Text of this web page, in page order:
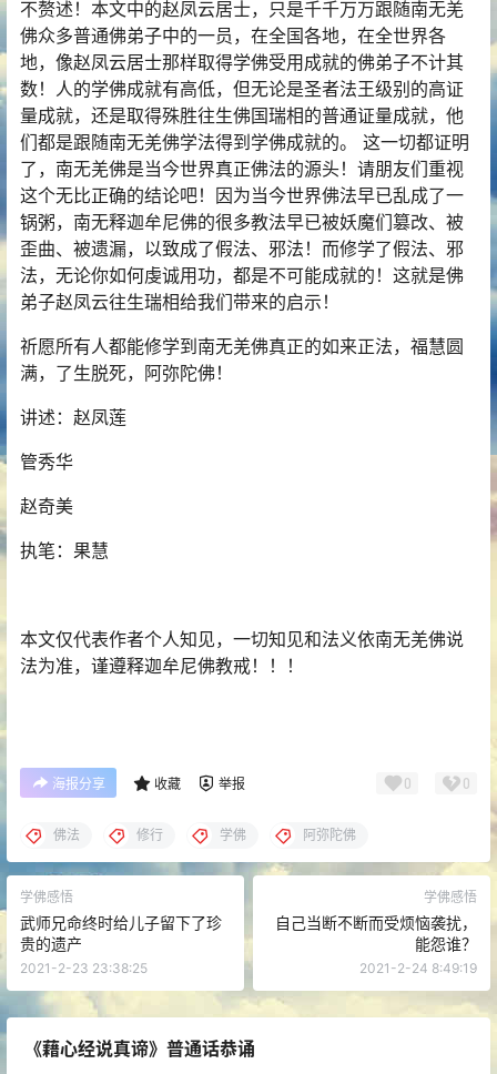
不赘述！本文中的赵凤云居士，只是千千万万跟随南无羌
佛众多普通佛弟子中的一员，在全国各地，在全世界各
地，像赵凤云居士那样取得学佛受用成就的佛弟子不计其
数！人的学佛成就有高低，但无论是圣者法王级别的高证
量成就，还是取得殊胜往生佛国瑞相的普通证量成就，他
们都是跟随南无羌佛学法得到学佛成就的。 这一切都证明
了，南无羌佛是当今世界真正佛法的源头！请朋友们重视
这个无比正确的结论吧！因为当今世界佛法早已乱成了一
锅粥，南无释迦牟尼佛的很多教法早已被妖魔们篡改、被
歪曲、被遗漏，以致成了假法、邪法！而修学了假法、邪
法，无论你如何虔诚用功，都是不可能成就的！这就是佛
弟子赵凤云往生瑞相给我们带来的启示！
祈愿所有人都能修学到南无羌佛真正的如来正法，福慧圆
满，了生脱死，阿弥陀佛！
讲述：赵凤莲
管秀华
赵奇美
执笔：果慧
本文仅代表作者个人知见，一切知见和法义依南无羌佛说
法为准，谨遵释迦牟尼佛教戒！！！
海报分享 收藏 举报 0 0
佛法 修行 学佛 阿弥陀佛
学佛感悟
武师兄命终时给儿子留下了珍
贵的遗产
2021-2-23 23:38:25
学佛感悟
自己当断不断而受烦恼袭扰，
能怨谁？
2021-2-24 8:49:19
《藉心经说真谛》普通话恭诵